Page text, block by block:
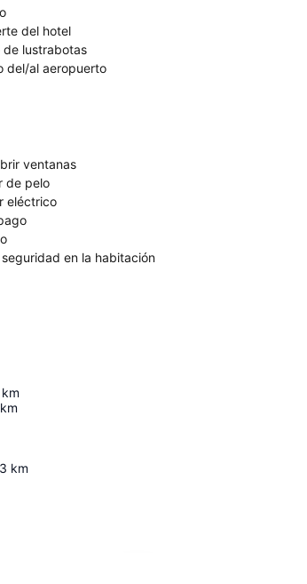
del hotel
de lustrabotas
del/al aeropuerto
ventanas
de pelo
eléctrico
en la habitación
km
km
km